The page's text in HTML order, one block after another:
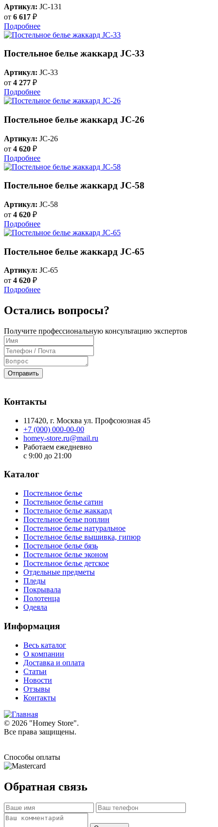
Артикул: JC-131
от 6 617 ₽
Подробнее
Постельное белье жаккард JC-33
Артикул: JC-33
от 4 277 ₽
Подробнее
Постельное белье жаккард JC-26
Артикул: JC-26
от 4 620 ₽
Подробнее
Постельное белье жаккард JC-58
Артикул: JC-58
от 4 620 ₽
Подробнее
Постельное белье жаккард JC-65
Артикул: JC-65
от 4 620 ₽
Подробнее
Остались вопросы?
Получите профессиональную консультацию экспертов
Отправить
Контакты
117420, г. Москва ул. Профсоюзная 45
+7 (000) 000-00-00
homey-store.ru@mail.ru
Работаем ежедневно
с 9:00 до 21:00
Каталог
Постельное белье
Постельное белье сатин
Постельное белье жаккард
Постельное белье поплин
Постельное белье натуральное
Постельное белье вышивка, гипюр
Постельное белье бязь
Постельное белье эконом
Постельное белье детское
Отдельные предметы
Пледы
Покрывала
Полотенца
Одеяла
Информация
Весь каталог
О компании
Доставка и оплата
Статьи
Новости
Отзывы
Контакты
© 2026 "Homey Store".
Все права защищены.
Способы оплаты
Обратная связь